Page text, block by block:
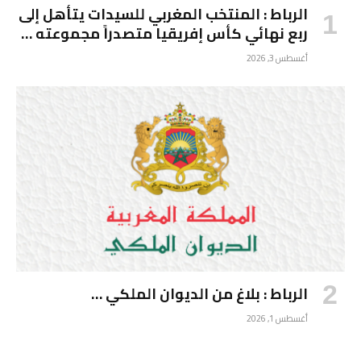
الرباط : المنتخب المغربي للسيدات يتأهل إلى
ربع نهائي كأس إفريقيا متصدراً مجموعته …
أغسطس 3, 2026
الرباط : بلاغ من الديوان الملكي …
أغسطس 1, 2026